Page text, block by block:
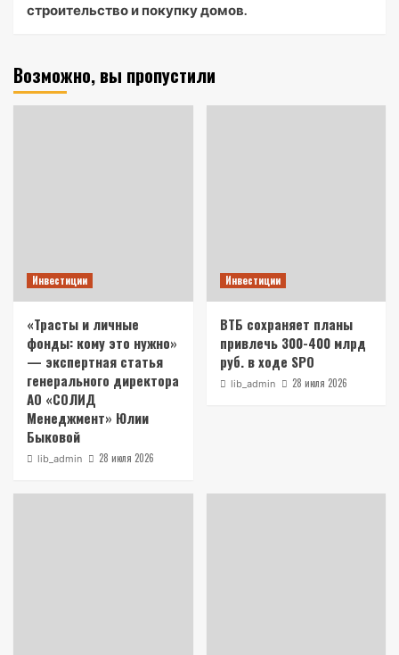
строительство и покупку домов.
Возможно, вы пропустили
Инвестиции
«Трасты и личные
фонды: кому это нужно»
— экспертная статья
генерального директора
АО «СОЛИД
Менеджмент» Юлии
Быковой
lib_admin 28 июля 2026
Инвестиции
ВТБ сохраняет планы
привлечь 300-400 млрд
руб. в ходе SPO
lib_admin 28 июля 2026